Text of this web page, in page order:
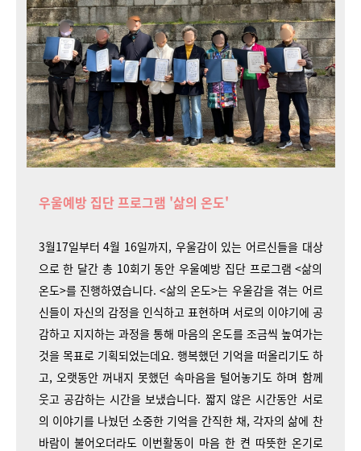
우울예방 집단 프로그램 '삶의 온도'
3월17일부터 4월 16일까지, 우울감이 있는 어르신들을 대상
으로 한 달간 총 10회기 동안 우울예방 집단 프로그램 <삶의
온도>를 진행하였습니다. <삶의 온도>는 우울감을 겪는 어르
신들이 자신의 감정을 인식하고 표현하며 서로의 이야기에 공
감하고 지지하는 과정을 통해 마음의 온도를 조금씩 높여가는
것을 목표로 기획되었는데요. 행복했던 기억을 떠올리기도 하
고, 오랫동안 꺼내지 못했던 속마음을 털어놓기도 하며 함께
웃고 공감하는 시간을 보냈습니다. 짧지 않은 시간동안 서로
의 이야기를 나눴던 소중한 기억을 간직한 채, 각자의 삶에 찬
바람이 불어오더라도 이번활동이 마음 한 켠 따뜻한 온기로